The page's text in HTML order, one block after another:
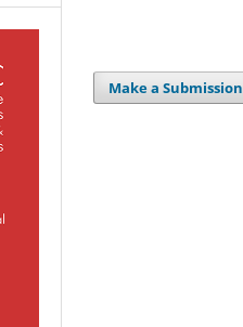
Make a Submission